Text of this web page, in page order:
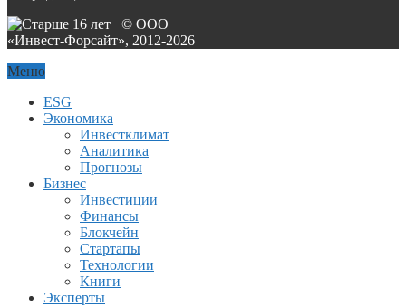
© ООО
«Инвест-Форсайт», 2012-2026
Меню
ESG
Экономика
Инвестклимат
Аналитика
Прогнозы
Бизнес
Инвестиции
Финансы
Блокчейн
Стартапы
Технологии
Книги
Эксперты